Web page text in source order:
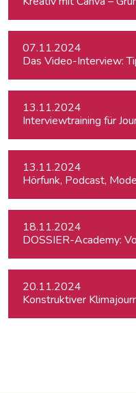
07.11.2024
Das Video-Interview:
13.11.2024
Interviewtraining für
13.11.2024
Hörfunk, Podcast,
18.11.2024
DOSSIER-Academy:
20.11.2024
Konstruktiver